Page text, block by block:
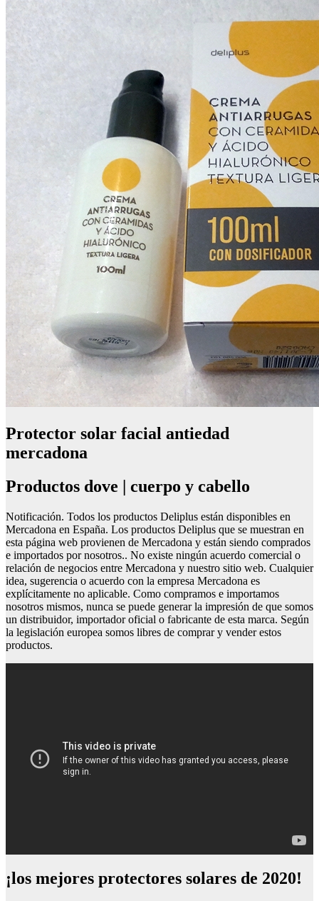
Protector solar facial antiedad
mercadona
Productos dove | cuerpo y cabello
Notificación. Todos los productos Deliplus están disponibles en
Mercadona en España. Los productos Deliplus que se muestran en
esta página web provienen de Mercadona y están siendo comprados
e importados por nosotros.. No existe ningún acuerdo comercial o
relación de negocios entre Mercadona y nuestro sitio web. Cualquier
idea, sugerencia o acuerdo con la empresa Mercadona es
explícitamente no aplicable. Como compramos e importamos
nosotros mismos, nunca se puede generar la impresión de que somos
un distribuidor, importador oficial o fabricante de esta marca. Según
la legislación europea somos libres de comprar y vender estos
productos.
¡los mejores protectores solares de 2020!